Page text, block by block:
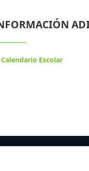
Calendario Escolar